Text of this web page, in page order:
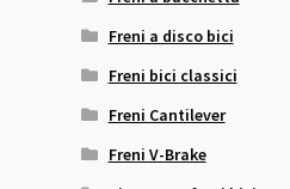
Freni a disco bici
Freni bici classici
Freni Cantilever
Freni V-Brake